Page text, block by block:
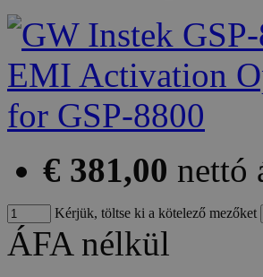
€ 381,00 nettó
Kérjük, töltse ki a kötelező mezőket
ÁFA nélkül